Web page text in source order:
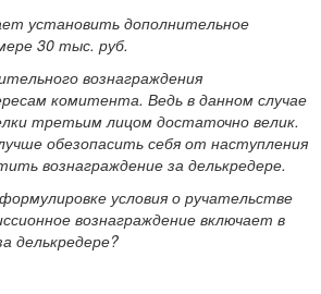
установить дополнительное
30 тыс. руб.
вознаграждения
комитента. Ведь в данном случае
третьим лицом достаточно велик.
обезопасить себя от наступления
вознаграждение за делькредере.
условия о ручательстве
вознаграждение включает в
делькредере?